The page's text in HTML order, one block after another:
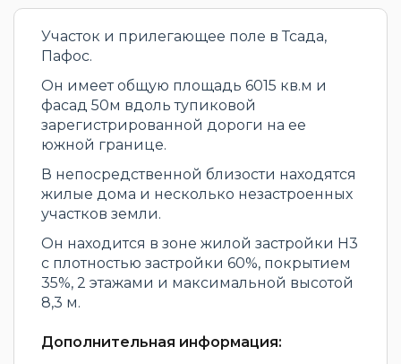
Участок и прилегающее поле в Тсада,
Пафос.
Он имеет общую площадь 6015 кв.м и
фасад 50м вдоль тупиковой
зарегистрированной дороги на ее
южной границе.
В непосредственной близости находятся
жилые дома и несколько незастроенных
участков земли.
Он находится в зоне жилой застройки H3
с плотностью застройки 60%, покрытием
35%, 2 этажами и максимальной высотой
8,3 м.
Дополнительная информация: